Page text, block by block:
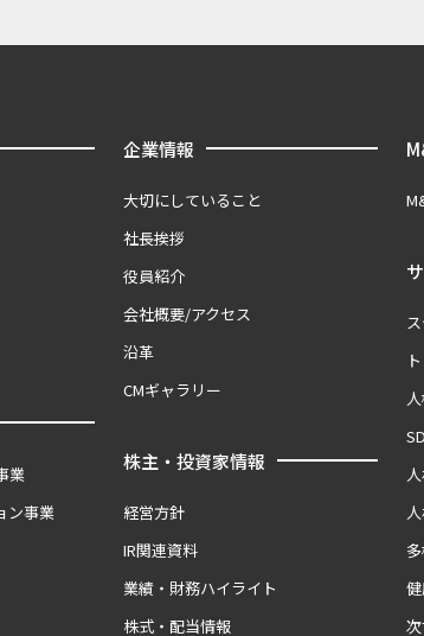
業
ン事業
企業情報
大切にしていること
社長挨拶
役員紹介
会社概要/アクセス
沿革
CMギャラリー
株主・投資家情報
経営方針
IR関連資料
業績・財務ハイライト
株式・配当情報
ト